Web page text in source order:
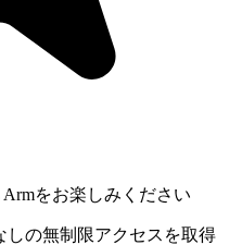
をお楽しみください
の無制限アクセスを取得